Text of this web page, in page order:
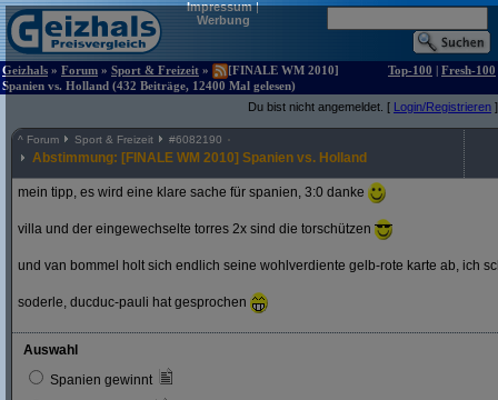
Impressum|
Werbung
Geizhals » Forum » Sport & Freizeit »
[FINALE WM 2010]
Spanien vs. Holland (432 Beiträge, 12400 Mal gelesen)
Top-100 | Fresh-100
Du bist nicht angemeldet. [ Login/Registrieren ]
^ Forum Sport & Freizeit #6082190
Abstimmung: [FINALE WM 2010] Spanien vs. Holland
mein tipp, es wird eine klare sache für spanien, 3:0 danke
villa und der eingewechselte torres 2x sind die torschützen
und van bommel holt sich endlich seine wohlverdiente gelb-rote karte ab, ich
soderle, ducduc-pauli hat gesprochen
Auswahl
Spanien gewinnt